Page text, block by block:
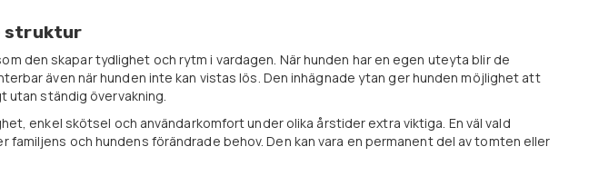
struktur
den skapar tydlighet och rytm i vardagen. När hunden har en egen uteyta blir de
även när hunden inte kan vistas lös. Den inhägnade ytan ger hunden möjlighet att
utan ständig övervakning.
enkel skötsel och användarkomfort under olika årstider extra viktiga. En väl vald
och hundens förändrade behov. Den kan vara en permanent del av tomten eller